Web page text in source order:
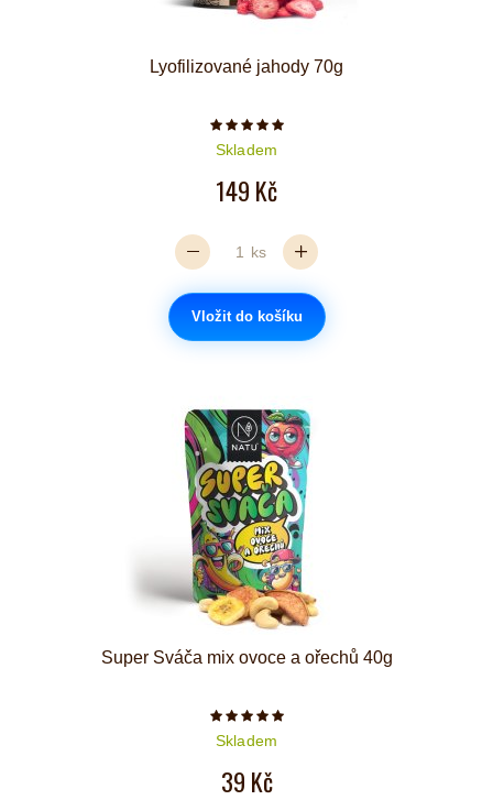
Lyofilizované jahody 70g
Počet hvězdiček je 5 z 5
Skladem
149 Kč
ks
Vložit do košíku
Super Sváča mix ovoce a ořechů 40g
Počet hvězdiček je 5 z 5
Skladem
39 Kč